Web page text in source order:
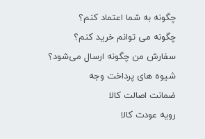
چگونه به شما اعتماد کنم؟
چگونه می توانم خرید کنم؟
سفارش من چگونه ارسال می‌شود؟
شیوه های پرداخت وجه
ضمانت اصالت کالا
رویه عودت کالا